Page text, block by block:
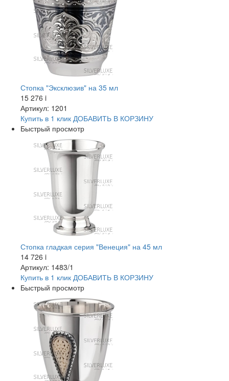
Стопка "Эксклюзив" на 35 мл
15 276 i
Артикул: 1201
Купить в 1 клик ДОБАВИТЬ В КОРЗИНУ
Быстрый просмотр
Стопка гладкая серия "Венеция" на 45 мл
14 726 i
Артикул: 1483/1
Купить в 1 клик ДОБАВИТЬ В КОРЗИНУ
Быстрый просмотр